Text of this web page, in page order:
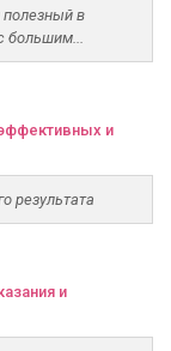
полезный в
большим...
и
результата
и